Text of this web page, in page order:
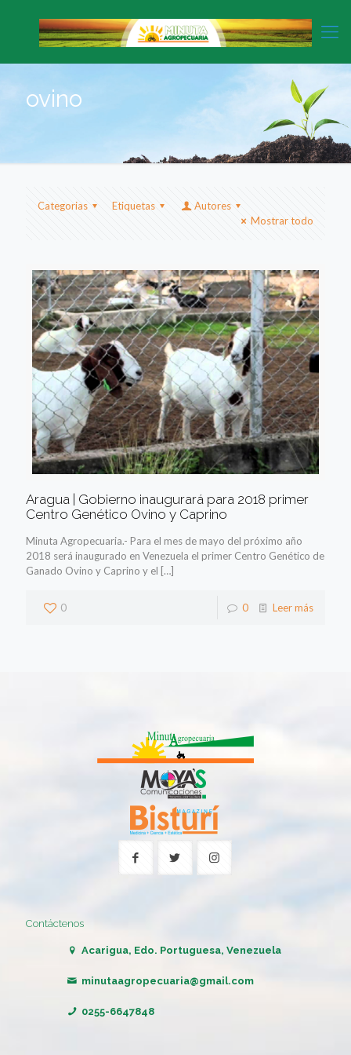
ovino
Categorias Etiquetas
Autores
Mostrar todo
Aragua | Gobierno inaugurará para 2018 primer
Centro Genético Ovino y Caprino
Minuta Agropecuaria.- Para el mes de mayo del próximo año
2018 será inaugurado en Venezuela el primer Centro Genético de
Ganado Ovino y Caprino y el […]
0 0 Leer más
Contáctenos
Acarigua, Edo. Portuguesa, Venezuela
minutaagropecuaria@gmail.com
0255-6647848